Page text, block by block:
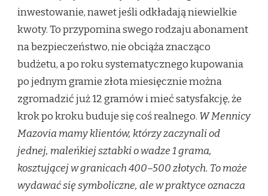
inwestowanie, nawet jeśli odkładają niewielkie
kwoty. To przypomina swego rodzaju abonament
na bezpieczeństwo, nie obciąża znacząco
budżetu, a po roku systematycznego kupowania
po jednym gramie złota miesięcznie można
zgromadzić już 12 gramów i mieć satysfakcję, że
krok po kroku buduje się coś realnego. W Mennicy
Mazovia mamy klientów, którzy zaczynali od
jednej, maleńkiej sztabki o wadze 1 grama,
kosztującej w granicach 400–500 złotych. To może
wydawać się symboliczne, ale w praktyce oznacza